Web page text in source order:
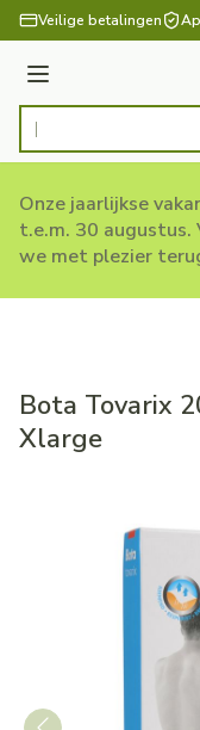
Ga naar de inhoud
Veilige betalingen
Menu
Product, merk,
Onze jaarlijkse
t.e.m. 30 augustus.
we met plezier
Bota Tovarix
Xlarge